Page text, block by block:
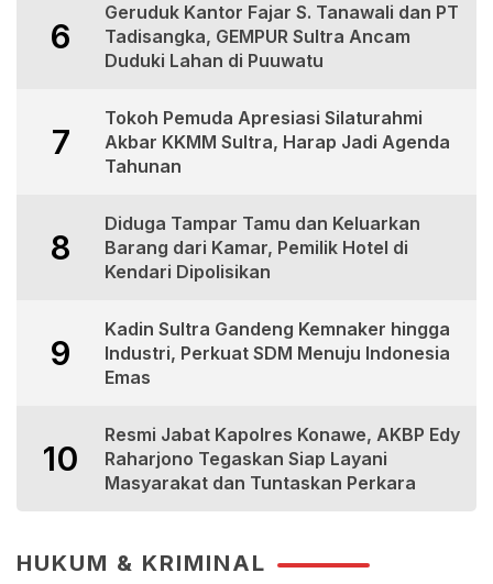
6
Geruduk Kantor Fajar S. Tanawali dan PT
Tadisangka, GEMPUR Sultra Ancam
Duduki Lahan di Puuwatu
7
Tokoh Pemuda Apresiasi Silaturahmi
Akbar KKMM Sultra, Harap Jadi Agenda
Tahunan
8
Diduga Tampar Tamu dan Keluarkan
Barang dari Kamar, Pemilik Hotel di
Kendari Dipolisikan
9
Kadin Sultra Gandeng Kemnaker hingga
Industri, Perkuat SDM Menuju Indonesia
Emas
10
Resmi Jabat Kapolres Konawe, AKBP Edy
Raharjono Tegaskan Siap Layani
Masyarakat dan Tuntaskan Perkara
HUKUM & KRIMINAL